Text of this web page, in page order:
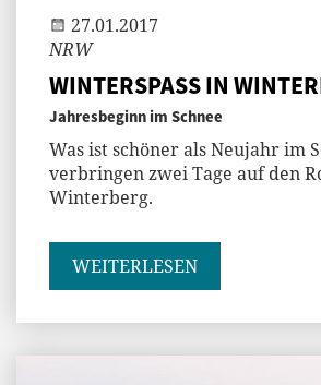
27.01.2017
NRW
WINTERSPASS IN
Jahresbeginn im Schnee
Was ist schöner als Neujahr im
verbringen zwei Tage auf den
Winterberg.
WEITERLESEN